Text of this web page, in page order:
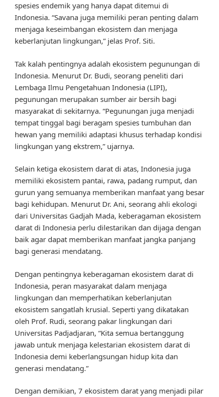
spesies endemik yang hanya dapat ditemui di
Indonesia. “Savana juga memiliki peran penting dalam
menjaga keseimbangan ekosistem dan menjaga
keberlanjutan lingkungan,” jelas Prof. Siti.
Tak kalah pentingnya adalah ekosistem pegunungan di
Indonesia. Menurut Dr. Budi, seorang peneliti dari
Lembaga Ilmu Pengetahuan Indonesia (LIPI),
pegunungan merupakan sumber air bersih bagi
masyarakat di sekitarnya. “Pegunungan juga menjadi
tempat tinggal bagi beragam spesies tumbuhan dan
hewan yang memiliki adaptasi khusus terhadap kondisi
lingkungan yang ekstrem,” ujarnya.
Selain ketiga ekosistem darat di atas, Indonesia juga
memiliki ekosistem pantai, rawa, padang rumput, dan
gurun yang semuanya memberikan manfaat yang besar
bagi kehidupan. Menurut Dr. Ani, seorang ahli ekologi
dari Universitas Gadjah Mada, keberagaman ekosistem
darat di Indonesia perlu dilestarikan dan dijaga dengan
baik agar dapat memberikan manfaat jangka panjang
bagi generasi mendatang.
Dengan pentingnya keberagaman ekosistem darat di
Indonesia, peran masyarakat dalam menjaga
lingkungan dan memperhatikan keberlanjutan
ekosistem sangatlah krusial. Seperti yang dikatakan
oleh Prof. Rudi, seorang pakar lingkungan dari
Universitas Padjadjaran, “Kita semua bertanggung
jawab untuk menjaga kelestarian ekosistem darat di
Indonesia demi keberlangsungan hidup kita dan
generasi mendatang.”
Dengan demikian, 7 ekosistem darat yang menjadi pilar